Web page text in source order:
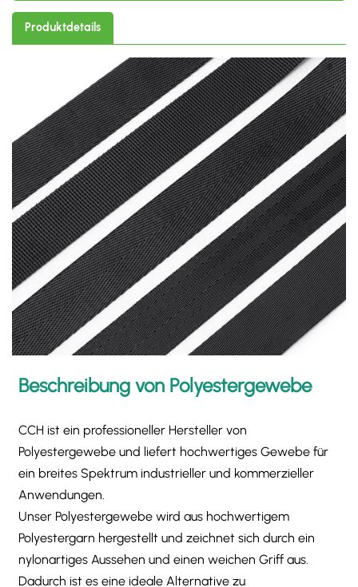
Produktdetails
Beschreibung von Polyestergewebe
CCH ist ein professioneller Hersteller von
Polyestergewebe und liefert hochwertiges Gewebe für
ein breites Spektrum industrieller und kommerzieller
Anwendungen.
Unser Polyestergewebe wird aus hochwertigem
Polyestergarn hergestellt und zeichnet sich durch ein
nylonartiges Aussehen und einen weichen Griff aus.
Dadurch ist es eine ideale Alternative zu